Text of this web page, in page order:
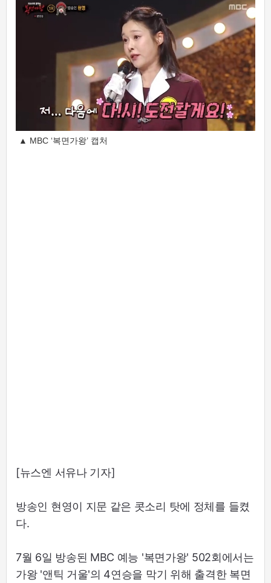
▲ MBC ‘복면가왕’ 캡처
[뉴스엔 서유나 기자]
방송인 현영이 지문 같은 콧소리 탓에 정체를 들켰
다.
7월 6일 방송된 MBC 예능 '복면가왕' 502회에서는
가왕 '앤틱 거울'의 4연승을 막기 위해 출격한 복면